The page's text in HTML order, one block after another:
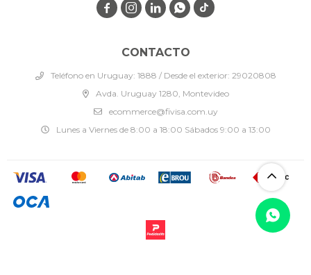
CONTACTO
Teléfono en Uruguay: 1888 / Desde el exterior: 29020808
Avda. Uruguay 1280, Montevideo
ecommerce@fivisa.com.uy
Lunes a Viernes de 8:00 a 18:00 Sábados 9:00 a 13:00
   